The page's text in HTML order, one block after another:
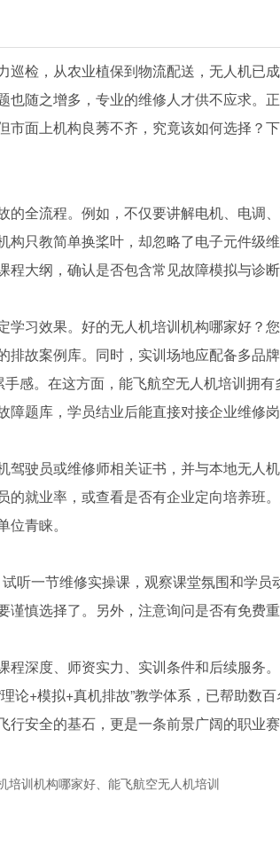
检，从农业植保到物流配送，无人机已
随之增多，专业的维修人才供不应求。
面上机构良莠不齐，究竟该如何选择？
全流程。例如，不仅要讲解电机、电调
只教简单换桨叶，却忽略了电子元件级
大纲，确认是否包含常见故障模拟与诊断
习效果。好的无人机培训机构哪家好？
故案例库。同时，实训场地应配备多品
感。在这方面，能飞航空无人机培训拥有
题库，学员结业后能直接对接企业维修岗
驶员或维修师相关证书，并与本地无人
就业率，或查看是否有企业定向培养班
青睐。
听一节维修实操课，观察课堂氛围和学员
慎选择了。另外，注意询问是否有免费
深度、师资实力、实训条件和后续服务
论+模拟+真机排故”教学体系，已帮助数
安全的基石，更是一条前景广阔的职业
培训机构哪家好、能飞航空无人机培训